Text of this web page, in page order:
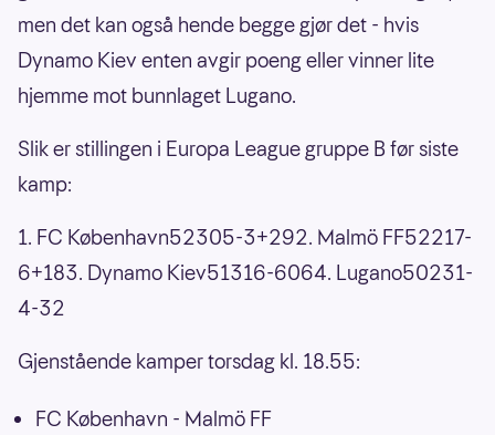
men det kan også hende begge gjør det - hvis
Dynamo Kiev enten avgir poeng eller vinner lite
hjemme mot bunnlaget Lugano.
Slik er stillingen i Europa League gruppe B før siste
kamp:
1. FC København52305-3+292. Malmö FF52217-
6+183. Dynamo Kiev51316-6064. Lugano50231-
4-32
Gjenstående kamper torsdag kl. 18.55:
FC København - Malmö FF